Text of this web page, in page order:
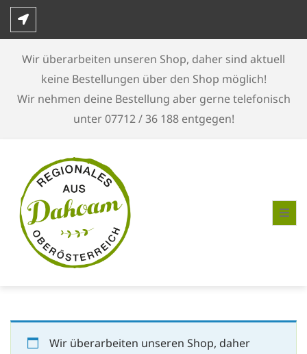
Skip
Wir überarbeiten unseren Shop, daher sind aktuell
keine Bestellungen über den Shop möglich!
Wir nehmen deine Bestellung aber gerne telefonisch
unter 07712 / 36 188 entgegen!
Wir überarbeiten unseren Shop, daher